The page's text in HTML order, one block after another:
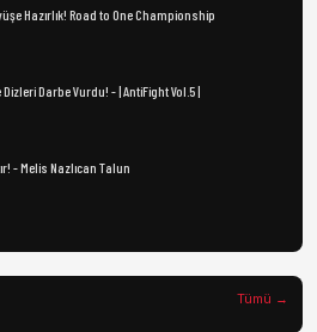
Hazırlık! Road to One Championship
Darbe Vurdu! - | AntiFight Vol.5 |
- Melis Nazlıcan Talun
Tümü →